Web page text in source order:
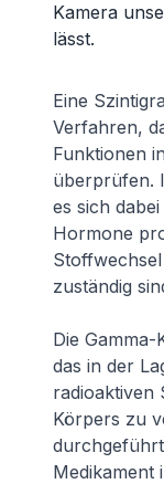
Kamera
lässt.
Eine
Verfahren,
Funktionen
überprüfen.
es sich
Hormone
zuständig
Die
das in der
radioaktiven
Körpers zu
Medikament